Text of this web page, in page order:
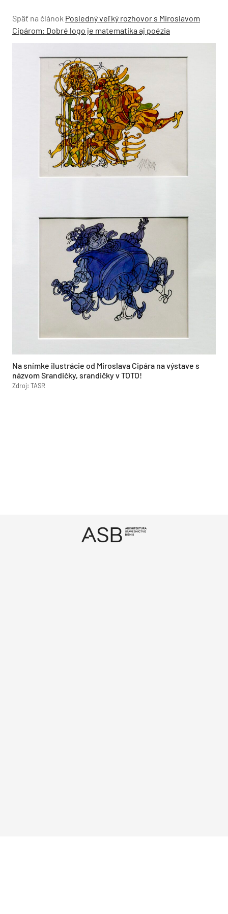
Späť na článok Posledný veľký rozhovor s Miroslavom
Cipárom: Dobré logo je matematika aj poézia
Na snímke ilustrácie od Miroslava Cipára na výstave s
názvom Srandičky, srandičky v TOTO!
Zdroj: TASR